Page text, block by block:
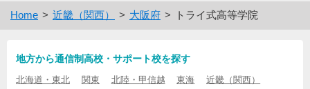
Home 近畿（関西） 大阪府 トライ式高等学院
地方から通信制高校・サポート校を探す
北海道・東北 関東 北陸・甲信越 東海 近畿（関西）